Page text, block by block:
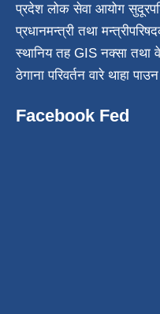
प्रदेश लोक सेवा आयोग
प्रधानमन्त्री तथा
स्थानिय तह GIS नक्सा तथा
ठेगाना परिवर्तन वारे थाहा
Facebook Fed